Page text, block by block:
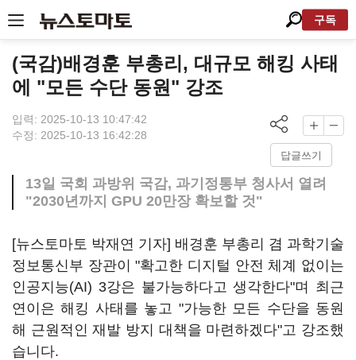
구독
(국감)배경훈 부총리, 대규모 해킹 사태
에 "모든 수단 동원" 강조
입력: 2025-10-13 10:47:42
수정: 2025-10-13 16:42:28
답글쓰기
13일 국회 과방위 국감, 과기정통부 청사서 열려
"2030년까지 GPU 20만장 확보할 것"
[뉴스토마토 박재연 기자] 배경훈 부총리 겸 과학기술
정보통신부 장관이 "확고한 디지털 안전 체계 없이는
인공지능(AI) 3강은 불가능하다고 생각한다"며 최근
연이은 해킹 사태를 놓고 "가능한 모든 수단을 동원
해 근원적인 재발 방지 대책을 마련하겠다"고 강조했
습니다.